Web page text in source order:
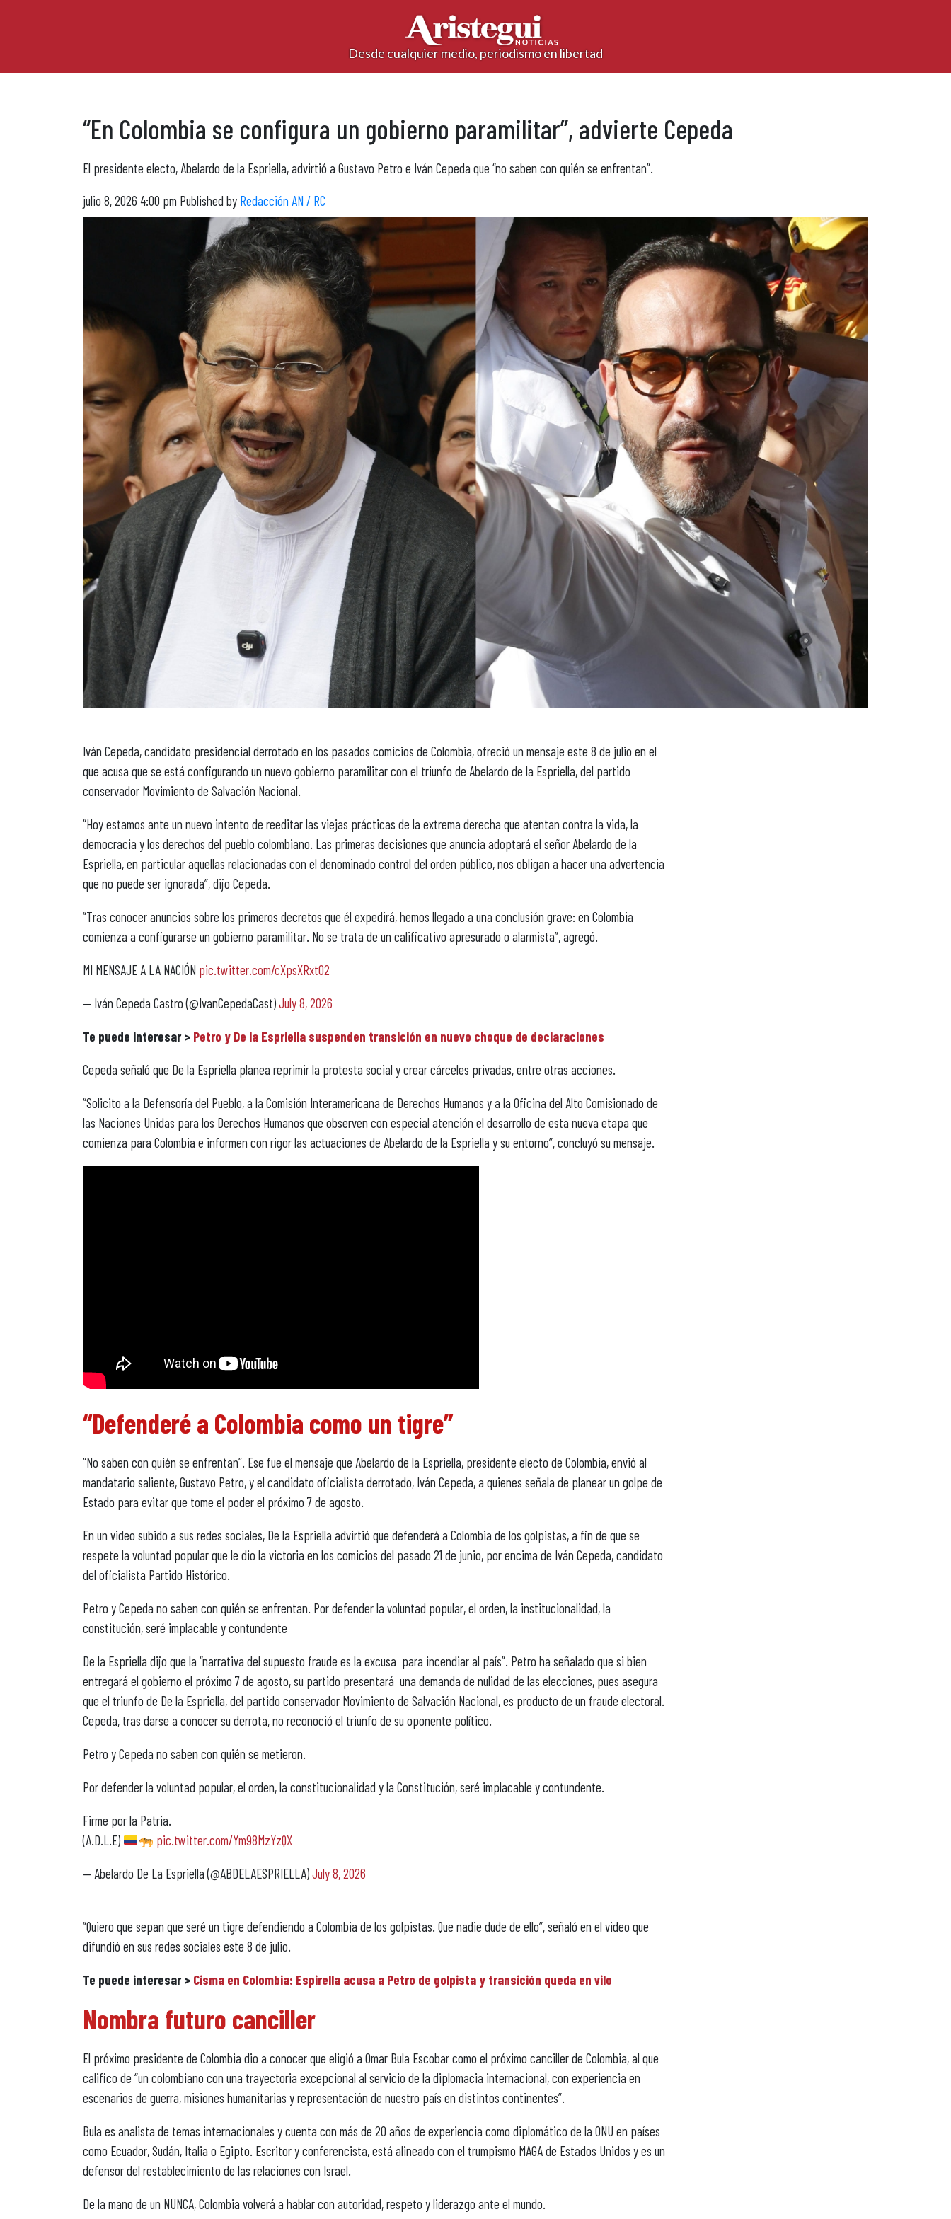
Desde cualquier medio, periodismo en libertad
“En Colombia se configura un gobierno paramilitar”, advierte Cepeda
El presidente electo, Abelardo de la Espriella, advirtió a Gustavo Petro e Iván Cepeda que “no saben con quién se enfrentan”.
julio 8, 2026 4:00 pm Published by Redacción AN / RC
Iván Cepeda, candidato presidencial derrotado en los pasados comicios de Colombia, ofreció un mensaje este 8 de julio en el
que acusa que se está configurando un nuevo gobierno paramilitar con el triunfo de Abelardo de la Espriella, del partido
conservador Movimiento de Salvación Nacional.
“Hoy estamos ante un nuevo intento de reeditar las viejas prácticas de la extrema derecha que atentan contra la vida, la
democracia y los derechos del pueblo colombiano. Las primeras decisiones que anuncia adoptará el señor Abelardo de la
Espriella, en particular aquellas relacionadas con el denominado control del orden público, nos obligan a hacer una advertencia
que no puede ser ignorada”, dijo Cepeda.
“Tras conocer anuncios sobre los primeros decretos que él expedirá, hemos llegado a una conclusión grave: en Colombia
comienza a configurarse un gobierno paramilitar. No se trata de un calificativo apresurado o alarmista”, agregó.
MI MENSAJE A LA NACIÓN pic.twitter.com/cXpsXRxtO2
— Iván Cepeda Castro (@IvanCepedaCast)July 8, 2026
Te puede interesar > Petro y De la Espriella suspenden transición en nuevo choque de declaraciones
Cepeda señaló que De la Espriella planea reprimir la protesta social y crear cárceles privadas, entre otras acciones.
“Solicito a la Defensoría del Pueblo, a la Comisión Interamericana de Derechos Humanos y a la Oficina del Alto Comisionado de
las Naciones Unidas para los Derechos Humanos que observen con especial atención el desarrollo de esta nueva etapa que
comienza para Colombia e informen con rigor las actuaciones de Abelardo de la Espriella y su entorno”, concluyó su mensaje.
“Defenderé a Colombia como un tigre”
“No saben con quién se enfrentan”. Ese fue el mensaje que Abelardo de la Espriella, presidente electo de Colombia, envió al
mandatario saliente, Gustavo Petro, y el candidato oficialista derrotado, Iván Cepeda, a quienes señala de planear un golpe de
Estado para evitar que tome el poder el próximo 7 de agosto.
En un video subido a sus redes sociales, De la Espriella advirtió que defenderá a Colombia de los golpistas, a fin de que se
respete la voluntad popular que le dio la victoria en los comicios del pasado 21 de junio, por encima de Iván Cepeda, candidato
del oficialista Partido Histórico.
Petro y Cepeda no saben con quién se enfrentan. Por defender la voluntad popular, el orden, la institucionalidad, la
constitución, seré implacable y contundente
De la Espriella dijo que la “narrativa del supuesto fraude es la excusa para incendiar al país”. Petro ha señalado que si bien
entregará el gobierno el próximo 7 de agosto, su partido presentará una demanda de nulidad de las elecciones, pues asegura
que el triunfo de De la Espriella, del partido conservador Movimiento de Salvación Nacional, es producto de un fraude electoral.
Cepeda, tras darse a conocer su derrota, no reconoció el triunfo de su oponente político.
Petro y Cepeda no saben con quién se metieron.
Por defender la voluntad popular, el orden, la constitucionalidad y la Constitución, seré implacable y contundente.
Firme por la Patria.
(A.D.L.E)
pic.twitter.com/Ym98MzYzQX
— Abelardo De La Espriella (@ABDELAESPRIELLA)July 8, 2026
“Quiero que sepan que seré un tigre defendiendo a Colombia de los golpistas. Que nadie dude de ello”, señaló en el video que
difundió en sus redes sociales este 8 de julio.
Te puede interesar > Cisma en Colombia: Espirella acusa a Petro de golpista y transición queda en vilo
Nombra futuro canciller
El próximo presidente de Colombia dio a conocer que eligió a Omar Bula Escobar como el próximo canciller de Colombia, al que
califico de “un colombiano con una trayectoria excepcional al servicio de la diplomacia internacional, con experiencia en
escenarios de guerra, misiones humanitarias y representación de nuestro país en distintos continentes”.
Bula es analista de temas internacionales y cuenta con más de 20 años de experiencia como diplomático de la ONU en países
como Ecuador, Sudán, Italia o Egipto. Escritor y conferencista, está alineado con el trumpismo MAGA de Estados Unidos y es un
defensor del restablecimiento de las relaciones con Israel.
De la mano de un NUNCA, Colombia volverá a hablar con autoridad, respeto y liderazgo ante el mundo.